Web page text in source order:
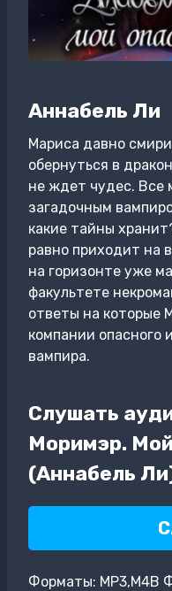
Аннабель Ли
Мариса давно
обернуться в
не ждет чудес. Все
загадочным
какие тайны
равно приходит на
на горизонте уже
факультете
ответы на которые
компании опасного
вампира.
Слушать
Моримэр.
(Аннабель
Форматы: MP3,M4B